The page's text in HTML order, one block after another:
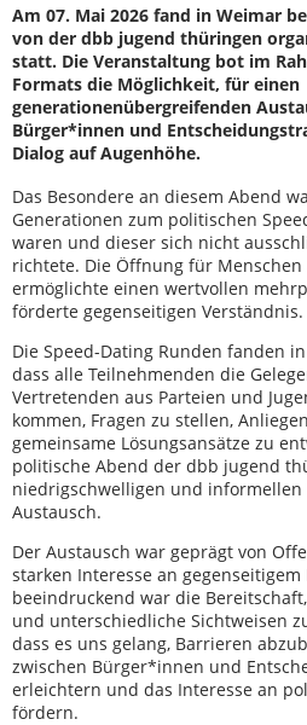
Am 07. Mai 2026 fand in Weimar
von der dbb jugend thüringen
statt. Die Veranstaltung bot im
Formats die Möglichkeit, für einen
generationenübergreifenden
Bürger*innen und
Dialog auf Augenhöhe.
Das Besondere an diesem Abend
Generationen zum politischen
waren und dieser sich nicht
richtete. Die Öffnung für
ermöglichte einen wertvollen
förderte gegenseitigen Verständnis.
Die Speed-Dating Runden fanden
dass alle Teilnehmenden die
Vertretenden aus Parteien und
kommen, Fragen zu stellen,
gemeinsame Lösungsansätze zu
politische Abend der dbb jugend
niedrigschwelligen und informellen
Austausch.
Der Austausch war geprägt von
starken Interesse an gegenseitigem
beeindruckend war die
und unterschiedliche Sichtweisen
dass es uns gelang, Barrieren
zwischen Bürger*innen und
erleichtern und das Interesse an
fördern.